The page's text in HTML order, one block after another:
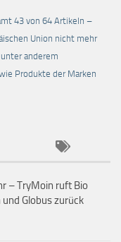
43 von 64 Artikeln –
Union nicht mehr
anderem
Produkte der Marken
– TryMoin ruft Bio
Globus zurück